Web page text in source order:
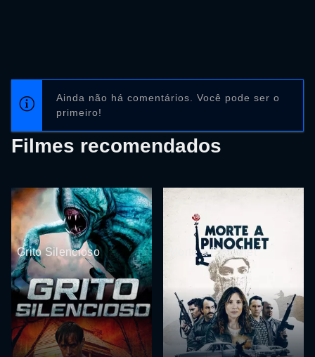
Ainda não há comentários. Você pode ser o
primeiro!
Filmes recomendados
Grito Silencioso Morte a Pinochet